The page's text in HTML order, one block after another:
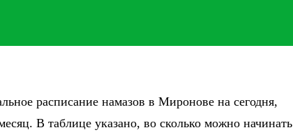
расписание намазов в Миронове на сегодня,
В таблице указано, во сколько можно начинать